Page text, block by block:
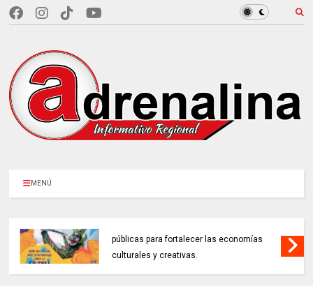
MENÚ
públicas para fortalecer las economías
culturales y creativas.